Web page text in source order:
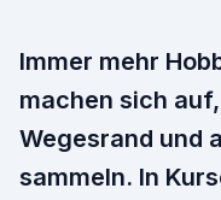
Immer mehr
machen sich
Wegesrand und
sammeln. In